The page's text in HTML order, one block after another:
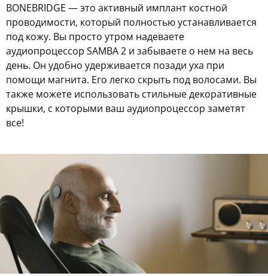
BONEBRIDGE — это активный имплант костной
проводимости, который полностью устанавливается
под кожу. Вы просто утром надеваете
аудиопроцессор SAMBA 2 и забываете о нем на весь
день. Он удобно удерживается позади уха при
помощи магнита. Его легко скрыть под волосами. Вы
также можете использовать стильные декоративные
крышки, с которыми ваш аудиопроцессор заметят
все!